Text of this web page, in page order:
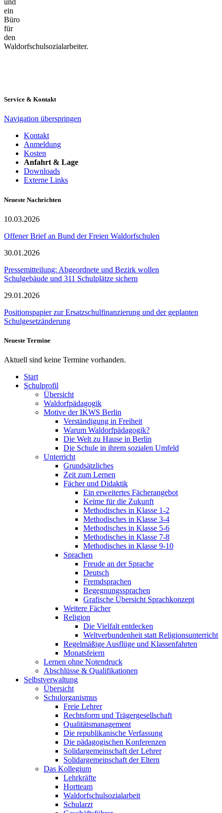
und
ein
Büro
für
den
Waldorfschulsozialarbeiter.
Service & Kontakt
Navigation überspringen
Kontakt
Anmeldung
Kosten
Anfahrt & Lage
Downloads
Externe Links
Neueste Nachrichten
10.03.2026
Offener Brief an Bund der Freien Waldorfschulen
30.01.2026
Pressemitteilung: Abgeordnete und Bezirk wollen
Schulgebäude und 311 Schulplätze sichern
29.01.2026
Positionspapier zur Ersatzschulfinanzierung und der geplanten
Schulgesetzänderung
Neueste Termine
Aktuell sind keine Termine vorhanden.
Start
Schulprofil
Übersicht
Waldorfpädagogik
Motive der IKWS Berlin
Verständigung in Freiheit
Warum Waldorfpädagogik?
Die Welt zu Hause in Berlin
Die Schule in ihrem sozialen Umfeld
Unterricht
Grundsätzliches
Zeit zum Lernen
Fächer und Didaktik
Ein erweitertes Fächerangebot
Keime für die Zukunft
Methodisches in Klasse 1-2
Methodisches in Klasse 3-4
Methodisches in Klasse 5-6
Methodisches in Klasse 7-8
Methodisches in Klasse 9-10
Sprachen
Freude an der Sprache
Deutsch
Fremdsprachen
Begegnungssprachen
Grafische Übersicht Sprachkonzept
Weitere Fächer
Religion
Die Vielfalt entdecken
Weltverbundenheit statt Religionsunterricht
Regelmäßige Ausflüge und Klassenfahrten
Monatsfeiern
Lernen ohne Notendruck
Abschlüsse & Qualifikationen
Selbstverwaltung
Übersicht
Schulorganismus
Freie Lehrer
Rechtsform und Trägergesellschaft
Qualitätsmanagement
Die republikanische Verfassung
Die pädagogischen Konferenzen
Solidargemeinschaft der Lehrer
Solidargemeinschaft der Eltern
Das Kollegium
Lehrkräfte
Hortteam
Waldorfschulsozialarbeit
Schularzt